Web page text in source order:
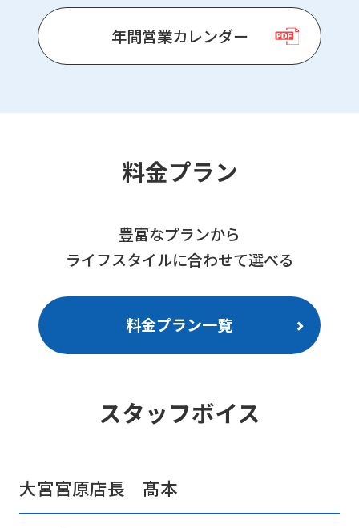
年間営業カレンダー
料金プラン
豊富なプランから
ライフスタイルに合わせて選べる
料金プラン一覧
スタッフボイス
大宮宮原店長 髙本
For
Sports